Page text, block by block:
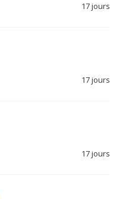
17 jours
17 jours
17 jours